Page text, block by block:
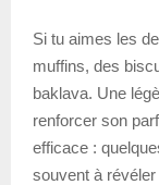
Si tu aimes les
muffins, des
baklava. Une
renforcer son
efficace :
souvent à révéler